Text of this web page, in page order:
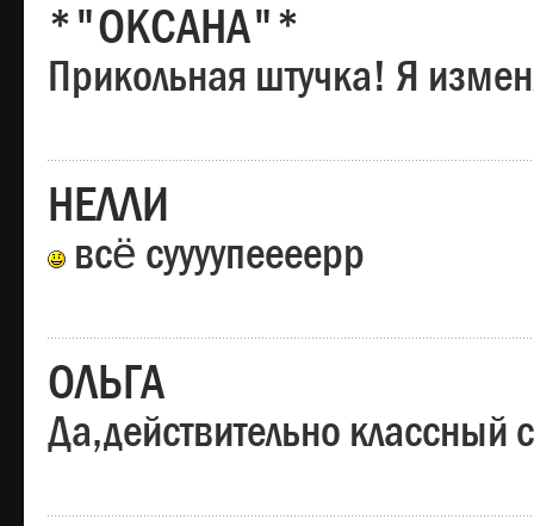
*"ОКСАНА"*
Прикольная штучка! Я
НЕЛЛИ
всё суууупеееерр
ОЛЬГА
Да,действительно классный